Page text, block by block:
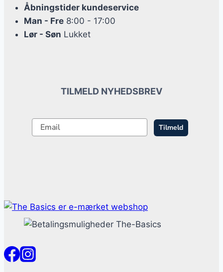
Åbningstider kundeservice
Man - Fre 8:00 - 17:00
Lør - Søn Lukket
TILMELD NYHEDSBREV
Tilmeld